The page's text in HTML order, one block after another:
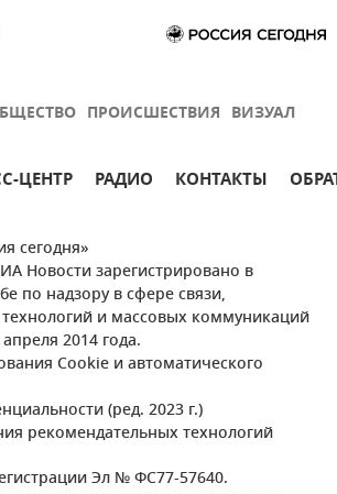
ПРОИСШЕСТВИЯ ВИЗУАЛ
ЦЕНТР РАДИО КОНТАКТЫ
сегодня»
Новости зарегистрировано в
по надзору в сфере связи,
и массовых коммуникаций
2014 года.
Cookie и автоматического
(ред. 2023 г.)
рекомендательных технологий
Эл № ФС77-57640.